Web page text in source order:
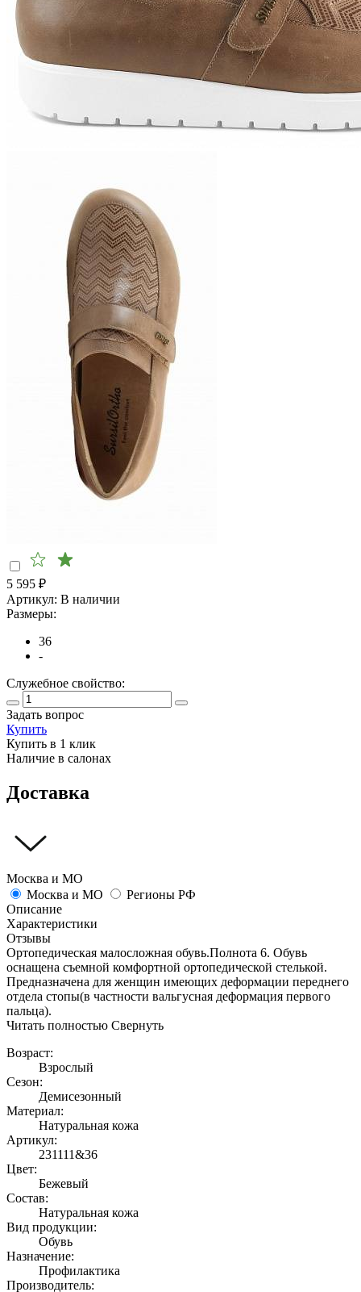
5 595 ₽
Артикул: В наличии
Размеры:
36
-
Служебное свойство:
Задать вопрос
Купить
Купить в 1 клик
Наличие в салонах
Доставка
Москва и МО
Москва и МО
Регионы РФ
Описание
Характеристики
Отзывы
Ортопедическая малосложная обувь.Полнота 6. Обувь
оснащена съемной комфортной ортопедической стелькой.
Предназначена для женщин имеющих деформации переднего
отдела стопы(в частности вальгусная деформация первого
пальца).
Читать полностью Свернуть
Возраст:
Взрослый
Сезон:
Демисезонный
Материал:
Натуральная кожа
Артикул:
231111&36
Цвет:
Бежевый
Состав:
Натуральная кожа
Вид продукции:
Обувь
Назначение:
Профилактика
Производитель: